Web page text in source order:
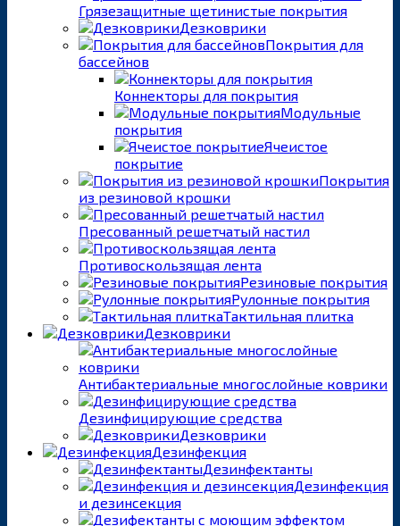
Грязезащитные щетинистые покрытия
Дезковрики
Покрытия для
бассейнов
Коннекторы для покрытия
Модульные
покрытия
Ячеистое
покрытие
Покрытия
из резиновой крошки
Пресованный решетчатый настил
Противоскользящая лента
Резиновые покрытия
Рулонные покрытия
Тактильная плитка
Дезковрики
Антибактериальные многослойные коврики
Дезинфицирующие средства
Дезковрики
Дезинфекция
Дезинфектанты
Дезинфекция
и дезинсекция